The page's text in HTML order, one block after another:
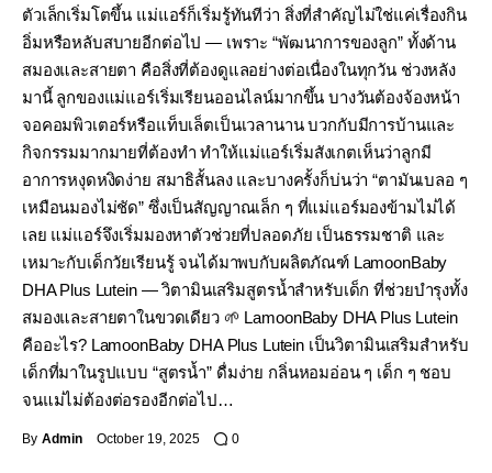
ตัวเล็กเริ่มโตขึ้น แม่แอร์ก็เริ่มรู้ทันทีว่า สิ่งที่สำคัญไม่ใช่แค่เรื่องกิน
อิ่มหรือหลับสบายอีกต่อไป — เพราะ “พัฒนาการของลูก” ทั้งด้าน
สมองและสายตา คือสิ่งที่ต้องดูแลอย่างต่อเนื่องในทุกวัน ช่วงหลัง
มานี้ ลูกของแม่แอร์เริ่มเรียนออนไลน์มากขึ้น บางวันต้องจ้องหน้า
จอคอมพิวเตอร์หรือแท็บเล็ตเป็นเวลานาน บวกกับมีการบ้านและ
กิจกรรมมากมายที่ต้องทำ ทำให้แม่แอร์เริ่มสังเกตเห็นว่าลูกมี
อาการหงุดหงิดง่าย สมาธิสั้นลง และบางครั้งก็บ่นว่า “ตามันเบลอ ๆ
เหมือนมองไม่ชัด” ซึ่งเป็นสัญญาณเล็ก ๆ ที่แม่แอร์มองข้ามไม่ได้
เลย แม่แอร์จึงเริ่มมองหาตัวช่วยที่ปลอดภัย เป็นธรรมชาติ และ
เหมาะกับเด็กวัยเรียนรู้ จนได้มาพบกับผลิตภัณฑ์ LamoonBaby
DHA Plus Lutein — วิตามินเสริมสูตรน้ำสำหรับเด็ก ที่ช่วยบำรุงทั้ง
สมองและสายตาในขวดเดียว 🌱 LamoonBaby DHA Plus Lutein
คืออะไร? LamoonBaby DHA Plus Lutein เป็นวิตามินเสริมสำหรับ
เด็กที่มาในรูปแบบ “สูตรน้ำ” ดื่มง่าย กลิ่นหอมอ่อน ๆ เด็ก ๆ ชอบ
จนแม่ไม่ต้องต่อรองอีกต่อไป…
By Admin October 19, 2025 0